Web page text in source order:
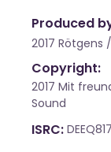
Produced
2017 Rötgens
Copyright:
2017 Mit
Sound
ISRC